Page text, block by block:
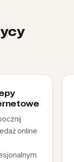
online